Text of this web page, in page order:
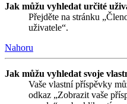
Jak můžu vyhledat určité
Přejděte na stránku
uživatele“.
Nahoru
Jak můžu vyhledat svoje
Vaše vlastní příspěvky
odkaz „Zobrazit vaše